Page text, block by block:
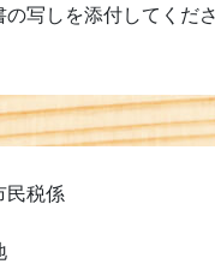
写しを添付してくださ
税係